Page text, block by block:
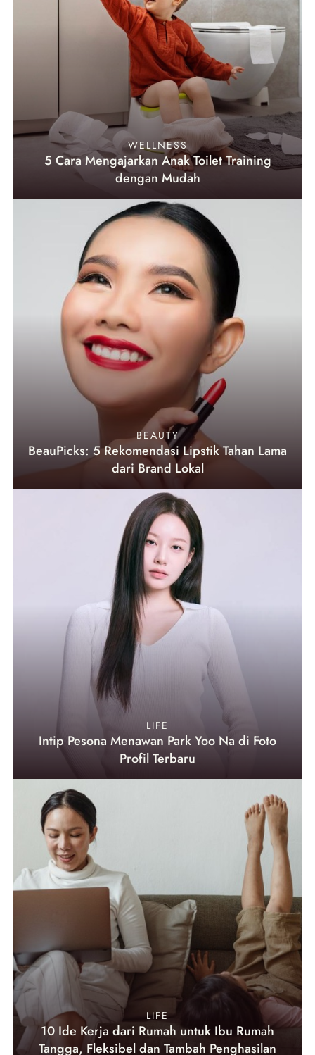
WELLNESS
5 Cara Mengajarkan Anak Toilet Training
dengan Mudah
BEAUTY
BeauPicks: 5 Rekomendasi Lipstik Tahan Lama
dari Brand Lokal
LIFE
Intip Pesona Menawan Park Yoo Na di Foto
Profil Terbaru
LIFE
10 Ide Kerja dari Rumah untuk Ibu Rumah
Tangga, Fleksibel dan Tambah Penghasilan